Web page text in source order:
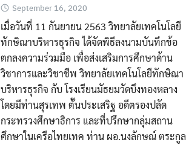
September 16, 2020
เมื่อวันที่ 11 กันยายน 2563 วิทยาลัยเทคโนโลยี
ทักษิณาบริหารธุรกิจ ได้จัดพิธีลงนามบันทึกข้อ
ตกลงความร่วมมือ เพื่อส่งเสริมการศึกษาด้าน
วิชาการและวิชาชีพ วิทยาลัยเทคโนโลยีทักษิณา
บริหารธุรกิจ กับ โรงเรียนมัธยมวัดบึงทองหลาง
โดยมีท่านสุรเทพ ตั๊นประเสริฐ อดีตรองปลัด
กระทรวงศึกษาธิการ และที่ปรึกษากลุ่มสถาน
ศึกษาในเครือไทยเทค ท่าน ผอ.นงลักษณ์ ตระกูล